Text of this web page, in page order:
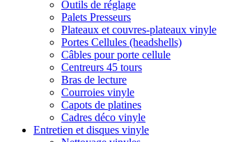
Outils de réglage
Palets Presseurs
Plateaux et couvres-plateaux vinyle
Portes Cellules (headshells)
Câbles pour porte cellule
Centreurs 45 tours
Bras de lecture
Courroies vinyle
Capots de platines
Cadres déco vinyle
Entretien et disques vinyle